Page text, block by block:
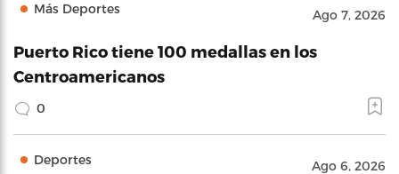
Más Deportes Ago 7, 2026
Puerto Rico tiene 100 medallas en los
Centroamericanos
0
Deportes Ago 6, 2026